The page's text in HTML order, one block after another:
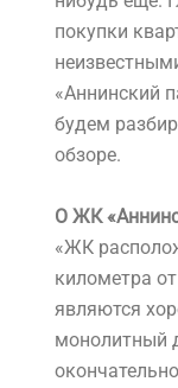
покупки
«Аннинский
будем
обзоре.
О ЖК
«ЖК
километра
являются
монолитный